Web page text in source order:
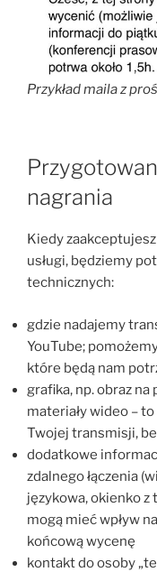
Przykład maila z
nagrania
Kiedy
usługi, będziemy
technicznych:
gdzie nadajemy
YouTube;
które będą nam
grafika, np. obraz
materiały wideo –
Twojej transmisji,
dodatkowe
zdalnego łączenia
językowa, okienko z
mogą mieć wpływ
końcową wycenę
kontakt do osoby